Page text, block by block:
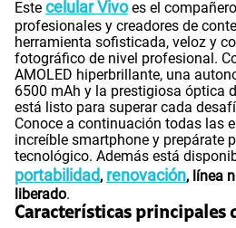
Paga solo
Paga solo
Paga solo
Ver menos
Este celular Vivoes el
profesionales y creadores de
herramienta sofisticada, veloz y
fotográfico de nivel profesional.
AMOLED hiperbrillante, una
6500 mAh y la prestigiosa óptica
está listo para superar cada
Conoce a continuación todas las
increíble smartphone y prepárate
tecnológico. Además está
portabilidad, renovación, línea
liberado.
Características principales